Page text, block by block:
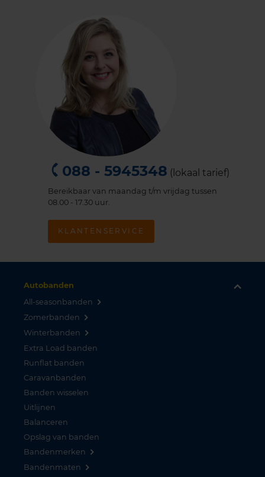
088 - 5945348 (lokaal tarief)
Bereikbaar van maandag t/m vrijdag tussen
08.00 - 17.30 uur.
KLANTENSERVICE
Autobanden
All-seasonbanden
Zomerbanden
Winterbanden
Extra Load banden
Runflat banden
Caravanbanden
Banden wisselen
Uitlijnen
Balanceren
Opslag van banden
Bandenmerken
Bandenmaten